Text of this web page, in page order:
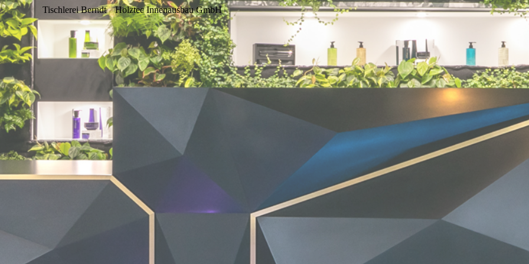
Tischlerei Berndt Holztec Innenausbau GmbH